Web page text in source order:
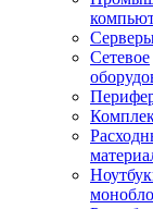
Сетевое